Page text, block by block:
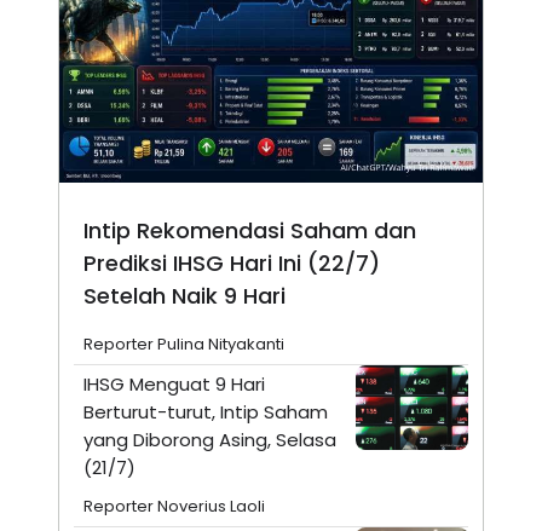
Intip Rekomendasi Saham dan
Prediksi IHSG Hari Ini (22/7)
Setelah Naik 9 Hari
Reporter Pulina Nityakanti
IHSG Menguat 9 Hari
Berturut-turut, Intip Saham
yang Diborong Asing, Selasa
(21/7)
Reporter Noverius Laoli